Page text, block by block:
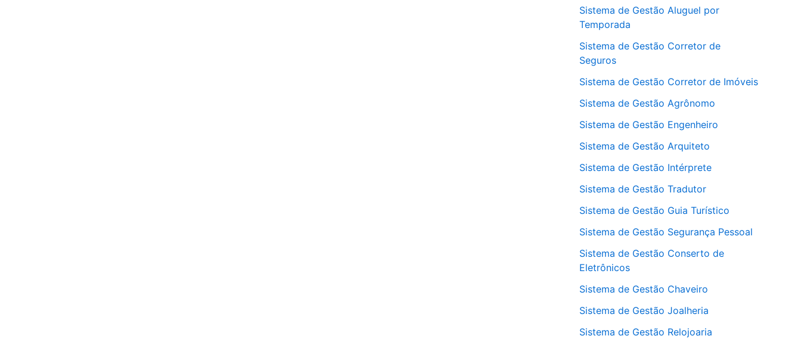
Sistema de Gestão Aluguel por
Temporada
Sistema de Gestão Corretor de
Seguros
Sistema de Gestão Corretor de Imóveis
Sistema de Gestão Agrônomo
Sistema de Gestão Engenheiro
Sistema de Gestão Arquiteto
Sistema de Gestão Intérprete
Sistema de Gestão Tradutor
Sistema de Gestão Guia Turístico
Sistema de Gestão Segurança Pessoal
Sistema de Gestão Conserto de
Eletrônicos
Sistema de Gestão Chaveiro
Sistema de Gestão Joalheria
Sistema de Gestão Relojoaria